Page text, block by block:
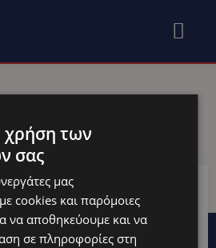
των
σας
μας
cookies και παρόμοιες
να αποθηκεύουμε και να
σε πληροφορίες στη